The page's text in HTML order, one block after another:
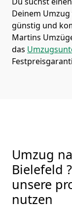
Deinem
günstig und
Martins
das
Umzug
Bielefeld
unsere
nutzen